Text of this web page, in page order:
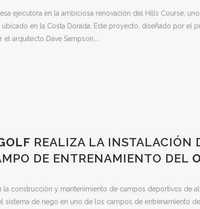
ejecutora en la ambiciosa renovación del Hills Course,
en la Costa Dorada. Este proyecto, diseñado por el
arquitecto Dave Sampson,...
REALIZA LA INSTALACIÓN
DE ENTRENAMIENTO DEL
la construcción y mantenimiento de campos deportivos de
sistema de riego en uno de los campos de entrenamiento